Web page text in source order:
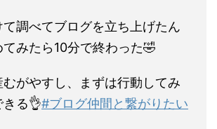
調べてブログを立ち上げたん
みたら10分で終わった🤣
がやすし、まずは行動してみ
きる👌#ブログ仲間と繋がりたい